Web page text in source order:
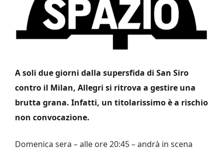
A soli due giorni dalla supersfida di San Siro
contro il Milan, Allegri si ritrova a gestire una
brutta grana. Infatti, un titolarissimo è a rischio
non convocazione.
Domenica sera – alle ore 20:45 – andrà in scena